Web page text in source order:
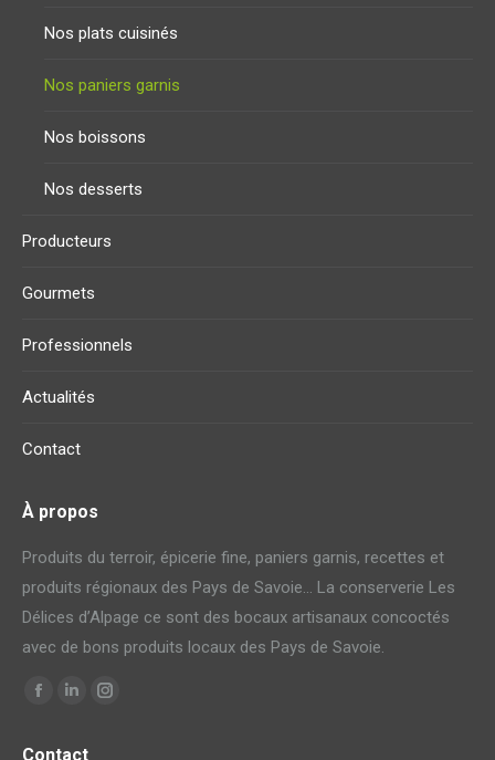
Nos plats cuisinés
Nos paniers garnis
Nos boissons
Nos desserts
Producteurs
Gourmets
Professionnels
Actualités
Contact
À propos
Produits du terroir, épicerie fine, paniers garnis, recettes et
produits régionaux des Pays de Savoie… La conserverie Les
Délices d’Alpage ce sont des bocaux artisanaux concoctés
avec de bons produits locaux des Pays de Savoie.
Trouvez nous sur :
La
La
Contact